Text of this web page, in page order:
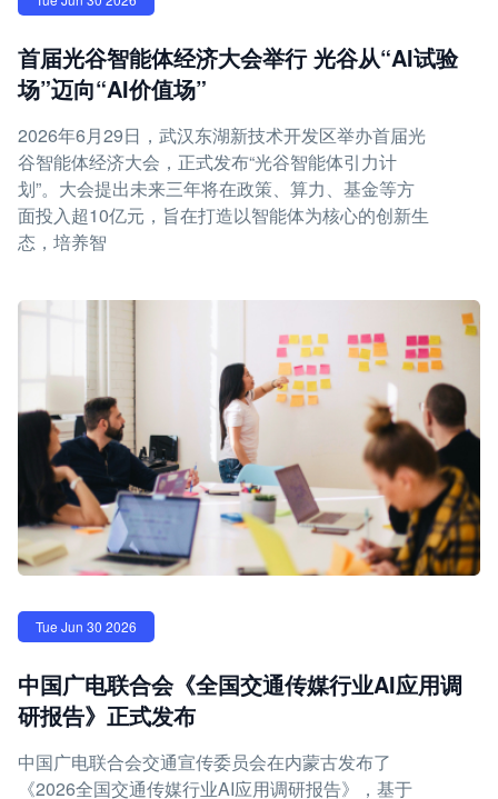
首届光谷智能体经济大会举行 光谷从“AI试验
场”迈向“AI价值场”
2026年6月29日，武汉东湖新技术开发区举办首届光
谷智能体经济大会，正式发布“光谷智能体引力计
划”。大会提出未来三年将在政策、算力、基金等方
面投入超10亿元，旨在打造以智能体为核心的创新生
态，培养智
Tue Jun 30 2026
中国广电联合会《全国交通传媒行业AI应用调
研报告》正式发布
中国广电联合会交通宣传委员会在内蒙古发布了
《2026全国交通传媒行业AI应用调研报告》，基于